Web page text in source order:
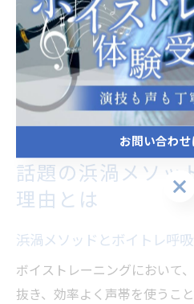
低音から高音まで幅広い音域
できます。これは初心者だけ
ポイントです。声帯の健康を
に入れるためにも、リラック
化しましょう。
話題の浜渦メソッ
理由とは
浜渦メソッドとボイトレ呼
ボイストレーニングにおいて
抜き、効率よく声帯を使うこ
お問い合わ
お問い合わ